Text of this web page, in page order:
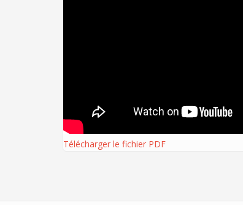
Télécharger le fichier PDF